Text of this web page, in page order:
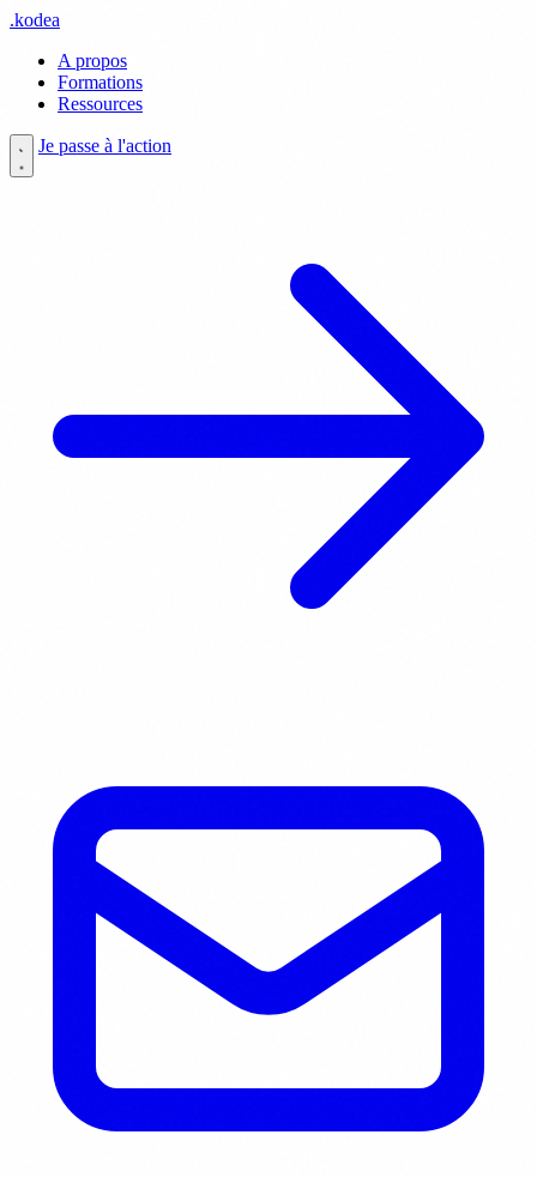
.kodea
A propos
Formations
Ressources
Je passe à l'action